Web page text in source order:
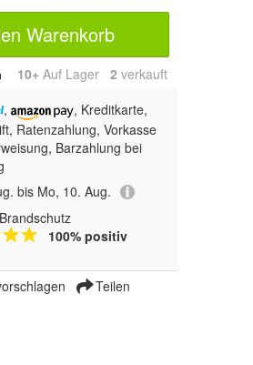
Warenkorb
10+ Auf Lager 2 verkauft
,
, Kreditkarte,
Ratenzahlung, Vorkasse
Barzahlung bei
bis Mo, 10. Aug.
100% positiv
Teilen